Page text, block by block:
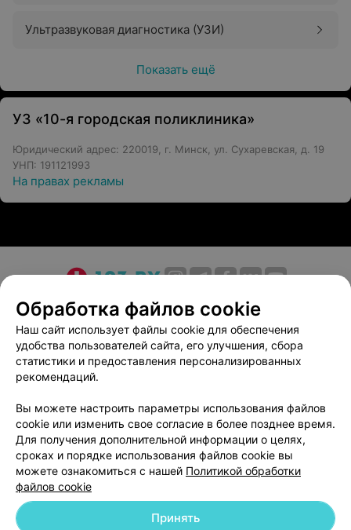
Ультразвуковая диагностика (УЗИ)
Показать ещё
УЗ «10-я городская поликлиника»
Юридический адрес: 220019, г. Минск, ул. Сухаревская, д. 19
УНП: 191121993
На правах рекламы
О проекте Новости проекта
Размещение рекламы
Медицинский маркетинг
Публичный договор
Пользовательское соглашение
Способы оплаты
Вакансии
Партнеры
Написать в поддержку
Персональные настройки cookie
Обработка персональных данных
Обработка файлов cookie
Наш сайт использует файлы cookie для обеспечения
удобства пользователей сайта, его улучшения, сбора
статистики и предоставления персонализированных
рекомендаций.
Вы можете настроить параметры использования файлов
cookie или изменить свое согласие в более позднее время.
Для получения дополнительной информации о целях,
сроках и порядке использования файлов cookie вы
можете ознакомиться с нашей Политикой обработки
файлов cookie
Принять